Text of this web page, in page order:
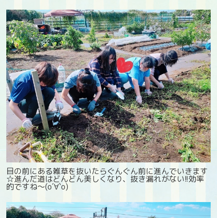
目の前にある雑草を抜いたらぐんぐん前に進んでいきます
☆進んだ道はどんどん美しくなり、抜き漏れがない!!効率
的ですね～(о´∀`о)